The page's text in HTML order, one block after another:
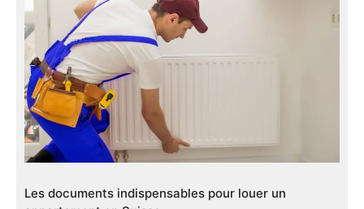
Les documents indispensables pour louer un